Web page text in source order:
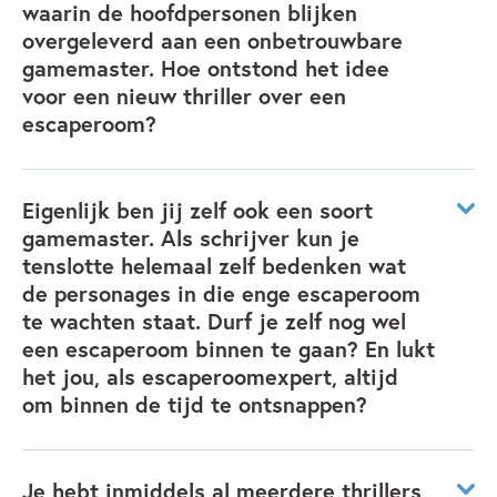
het spel ben ik alleen met het spel bezig.
Verder ben ik bang voor harde geluiden en dingen die
ineens verschuiven of opengaan in een escaperoom. Je
schrikt dan altijd zo!
OOK nog eens van haar!
waarin de hoofdpersonen blijken
overgeleverd aan een onbetrouwbare
gamemaster. Hoe ontstond het idee
voor een nieuw thriller over een
escaperoom?
Duitsland, Australië en Mexico gekregen! (Escape Room is
in meerdere landen vertaald).
Daarom besloot ik nog een boek te schrijven. En eerlijk is
eerlijk: ik sluit een Escape Room 3 niet uit…
Eigenlijk ben jij zelf ook een soort
gamemaster. Als schrijver kun je
tenslotte helemaal zelf bedenken wat
de personages in die enge escaperoom
te wachten staat. Durf je zelf nog wel
een escaperoom binnen te gaan? En lukt
het jou, als escaperoomexpert, altijd
om binnen de tijd te ontsnappen?
als in mijn boeken, gelukkig!
Je hebt inmiddels al meerdere thrillers